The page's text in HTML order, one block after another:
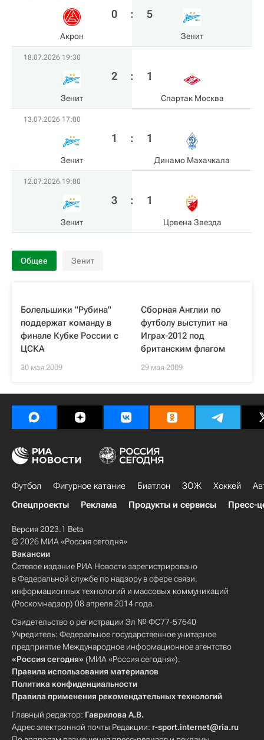
Акрон
0 : 5
Зенит
18.07.2026 19:30
Зенит
2 : 1
Спартак Москва
13.07.2026 17:00
Зенит
1 : 1
Динамо Махачкала
12.07.2026 19:00
Зенит
3 : 1
Црвена Звезда
Общее Зенит
Болельшики "Рубина"
поддержат команду в
финале Кубке России с
ЦСКА
30 мая 2009
Сборная Англии по
футболу выступит на
Играх-2012 под
британским флагом
29 мая 2009
Футбол Фигурное катание Биатлон ЗОЖ Хоккей
Спецпроекты
Реклама Продукты и сервисы Пресс-
Версия 2023.1 Beta
© 2026 МИА «Россия сегодня»
Вакансии
Сетевое издание РИА Новости зарегистрировано
в Федеральной службе по надзору в сфере связи,
информационных технологий и массовых коммуникаций
(Роскомнадзор) 08 апреля 2014 года.
Свидетельство о регистрации Эл № ФС77-57640
Учредитель: Федеральное государственное унитарное
предприятие Международное информационное агентство
«Россия сегодня» (МИА «Россия сегодня»).
Правила использования материалов
Политика конфиденциальности
Правила применения рекомендательных технологий
Главный редактор: Гаврилова А.В.
Адрес электронной почты Редакции: r-sport.internet@ria.ru